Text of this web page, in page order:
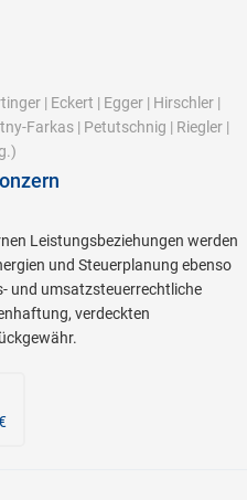
| Eckert | Egger | Hirschler |
Farkas | Petutschnig | Riegler |
Leistungsbeziehungen werden
und Steuerplanung ebenso
und umsatzsteuerrechtliche
verdeckten